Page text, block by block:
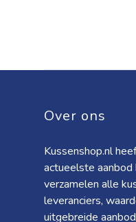
Over ons
Kussenshop.nl
actueelste
verzamelen alle
leveranciers,
uitgebreide